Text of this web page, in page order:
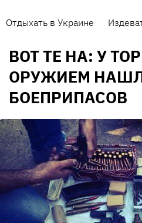
Отдыхать в Украине
ВОТ ТЕ НА: У
ОРУЖИЕМ
БОЕПРИПАСОВ